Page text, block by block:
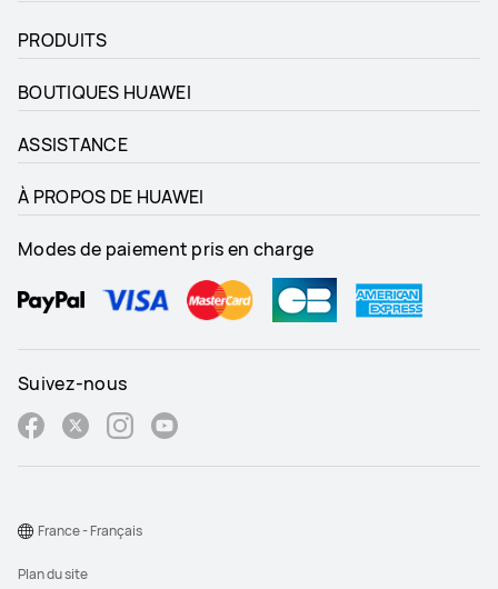
PRODUITS
BOUTIQUES HUAWEI
ASSISTANCE
À PROPOS DE HUAWEI
Modes de paiement pris en charge
Suivez-nous
Plan du site
France - Français